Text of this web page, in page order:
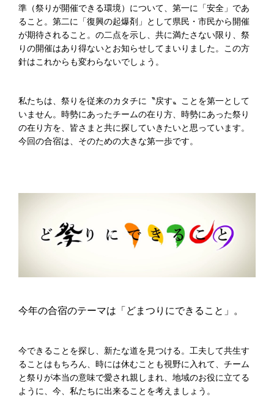
準（祭りが開催できる環境）について、第一に「安全」であ
ること。第二に「復興の起爆剤」として県民・市民から開催
が期待されること。の二点を示し、共に満たさない限り、祭
りの開催はあり得ないとお知らせしてまいりました。この方
針はこれからも変わらないでしょう。
私たちは、祭りを従来のカタチに〝戻す〟ことを第一として
いません。時勢にあったチームの在り方、時勢にあった祭り
の在り方を、皆さまと共に探していきたいと思っています。
今回の合宿は、そのための大きな第一歩です。
今年の合宿のテーマは「どまつりにできること」。
今できることを探し、新たな道を見つける。工夫して共生す
ることはもちろん、時には休むことも視野に入れて、チーム
と祭りが本当の意味で愛され親しまれ、地域のお役に立てる
ように、今、私たちに出来ることを考えましょう。